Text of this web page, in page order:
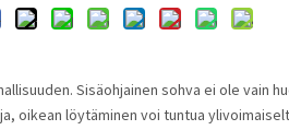
Sisäohjainen sohva ei ole vain
oikean löytäminen voi tuntua